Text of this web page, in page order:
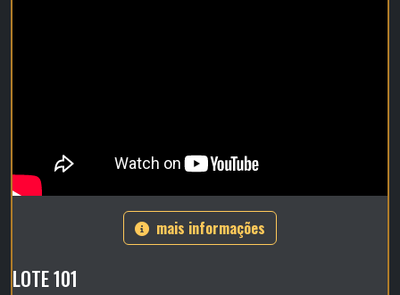
mais informações
LOTE 101